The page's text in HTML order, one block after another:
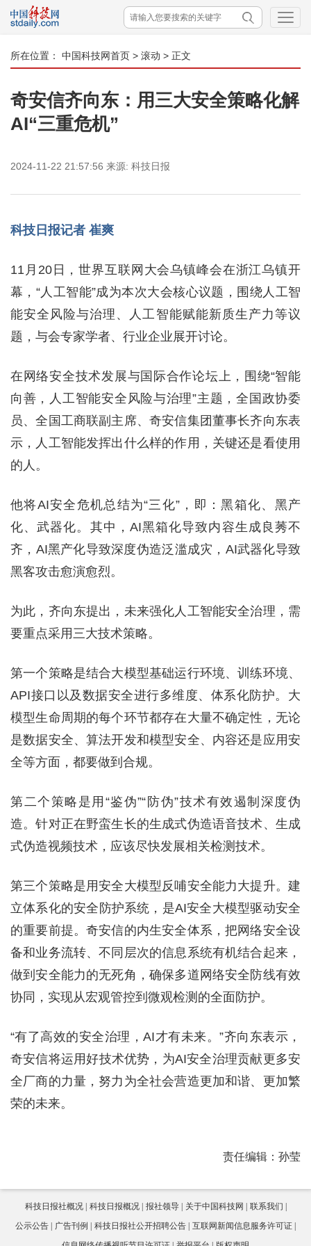
所在位置： 中国科技网首页 > 滚动 > 正文
奇安信齐向东：用三大安全策略化解
AI“三重危机”
2024-11-22 21:57:56 来源: 科技日报
科技日报记者 崔爽
11月20日，世界互联网大会乌镇峰会在浙江乌镇开
幕，“人工智能”成为本次大会核心议题，围绕人工智
能安全风险与治理、人工智能赋能新质生产力等议
题，与会专家学者、行业企业展开讨论。
在网络安全技术发展与国际合作论坛上，围绕“智能
向善，人工智能安全风险与治理”主题，全国政协委
员、全国工商联副主席、奇安信集团董事长齐向东表
示，人工智能发挥出什么样的作用，关键还是看使用
的人。
他将AI安全危机总结为“三化”，即：黑箱化、黑产
化、武器化。其中，AI黑箱化导致内容生成良莠不
齐，AI黑产化导致深度伪造泛滥成灾，AI武器化导致
黑客攻击愈演愈烈。
为此，齐向东提出，未来强化人工智能安全治理，需
要重点采用三大技术策略。
第一个策略是结合大模型基础运行环境、训练环境、
API接口以及数据安全进行多维度、体系化防护。大
模型生命周期的每个环节都存在大量不确定性，无论
是数据安全、算法开发和模型安全、内容还是应用安
全等方面，都要做到合规。
第二个策略是用“鉴伪”“防伪”技术有效遏制深度伪
造。针对正在野蛮生长的生成式伪造语音技术、生成
式伪造视频技术，应该尽快发展相关检测技术。
第三个策略是用安全大模型反哺安全能力大提升。建
立体系化的安全防护系统，是AI安全大模型驱动安全
的重要前提。奇安信的内生安全体系，把网络安全设
备和业务流转、不同层次的信息系统有机结合起来，
做到安全能力的无死角，确保多道网络安全防线有效
协同，实现从宏观管控到微观检测的全面防护。
“有了高效的安全治理，AI才有未来。”齐向东表示，
奇安信将运用好技术优势，为AI安全治理贡献更多安
全厂商的力量，努力为全社会营造更加和谐、更加繁
荣的未来。
责任编辑：孙莹
科技日报社概况 科技日报概况 报社领导 关于中国科技网
联系我们
公示公告
广告刊例 科技日报社公开招聘公告
互联网新闻信息服务许可证